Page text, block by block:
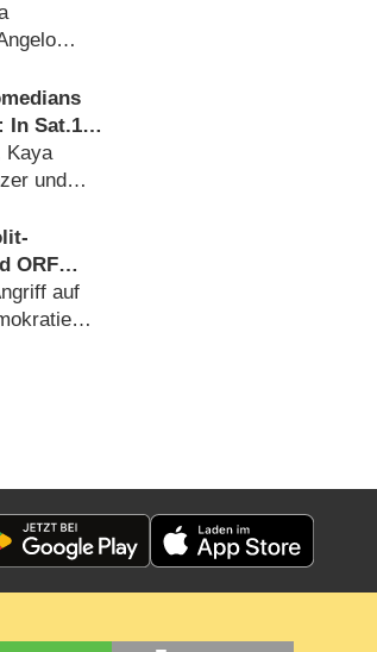
Juli
In Sat.1
Kaya
und
ORF
auf